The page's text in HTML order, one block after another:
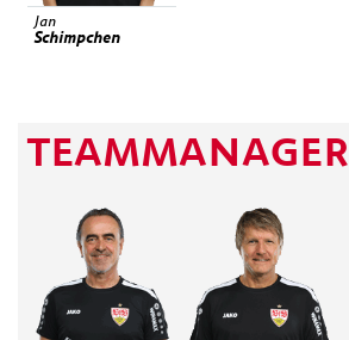
Jan
Schimpchen
TEAMMANAGER